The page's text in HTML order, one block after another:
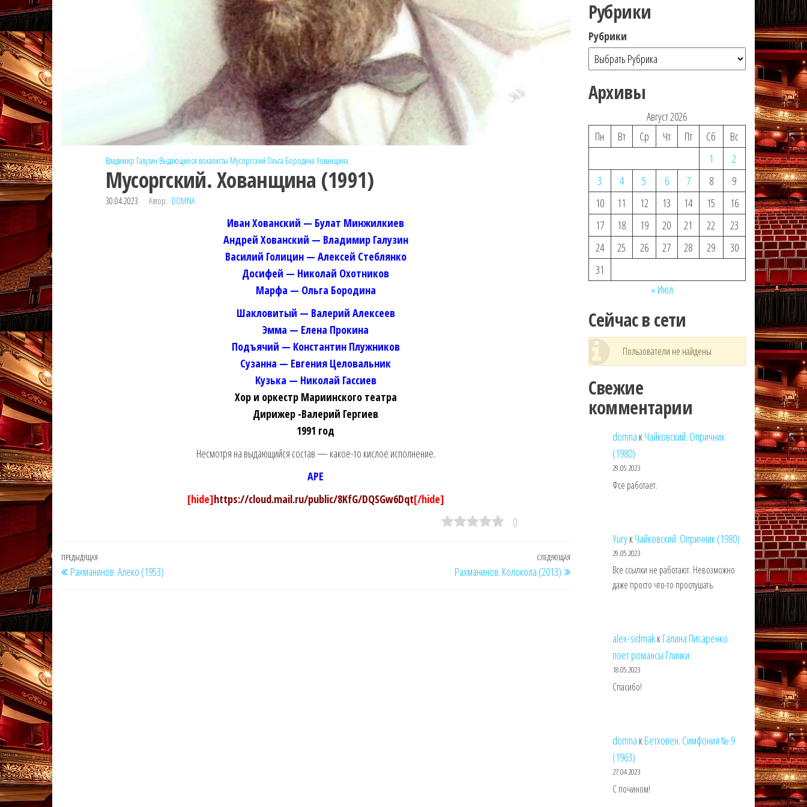
Владимир Галузин Выдающиеся вокалисты Мусоргский Ольга Бородина Хованщина
Мусоргский. Хованщина (1991)
30.04.2023 Автор: DOMNA
Иван Хованский — Булат Минжилкиев
Андрей Хованский — Владимир Галузин
Василий Голицин — Алексей Стеблянко
Досифей — Николай Охотников
Марфа — Ольга Бородина
Шакловитый — Валерий Алексеев
Эмма — Елена Прокина
Подъячий — Константин Плужников
Сузанна — Евгения Целовальник
Кузька — Николай Гассиев
Хор и оркестр Мариинского театра
Дирижер -Валерий Гергиев
1991 год
Несмотря на выдающийся состав — какое-то кислое исполнение.
APE
[hide]https://cloud.mail.ru/public/8KfG/DQSGw6Dqt[/hide]
0
Навигация
по
Предыдущая
запись
ПРЕДЫДУЩАЯ
Рахманинов. Алеко (1953)
Следующая
запись
СЛЕДУЮЩАЯ
Рахманинов. Колокола (2013)
Рубрики
Рубрики
Архивы
Август 2026
Пн
Вт Ср Чт Пт Сб
Вс
1
2
3
4 5 6 7 8
9
10
11 12 13 14 15
16
17
18 19 20 21 22
23
24
25 26 27 28 29
30
31
« Июл
Сейчас в сети
Пользователи не найдены
Свежие
комментарии
domna кЧайковский. Опричник
(1980)
29.05.2023
Фсе работает.
YuryкЧайковский. Опричник (1980)
29.05.2023
Все ссылки не работают. Невозможно
даже просто что-то прослушать.
alex-sidmakкГалина Писаренко
поет романсы Глинки
18.05.2023
Спасибо!
domna кБетховен. Симфония № 9
(1963)
27.04.2023
С почином!